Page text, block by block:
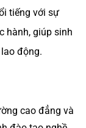
tiếng với sự
hành, giúp sinh
động.
cao đẳng và